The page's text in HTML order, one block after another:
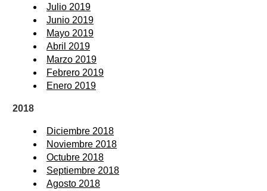
Julio 2019
Junio 2019
Mayo 2019
Abril 2019
Marzo 2019
Febrero 2019
Enero 2019
2018
Diciembre 2018
Noviembre 2018
Octubre 2018
Septiembre 2018
Agosto 2018